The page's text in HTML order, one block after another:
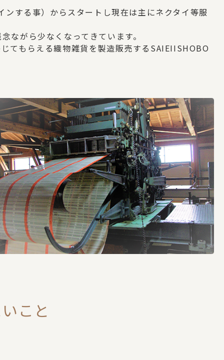
する事）からスタートし現在は主にネクタイ等服
ながら少なくなってきています。
てもらえる織物雑貨を製造販売するSAIEIISHOBO
こと